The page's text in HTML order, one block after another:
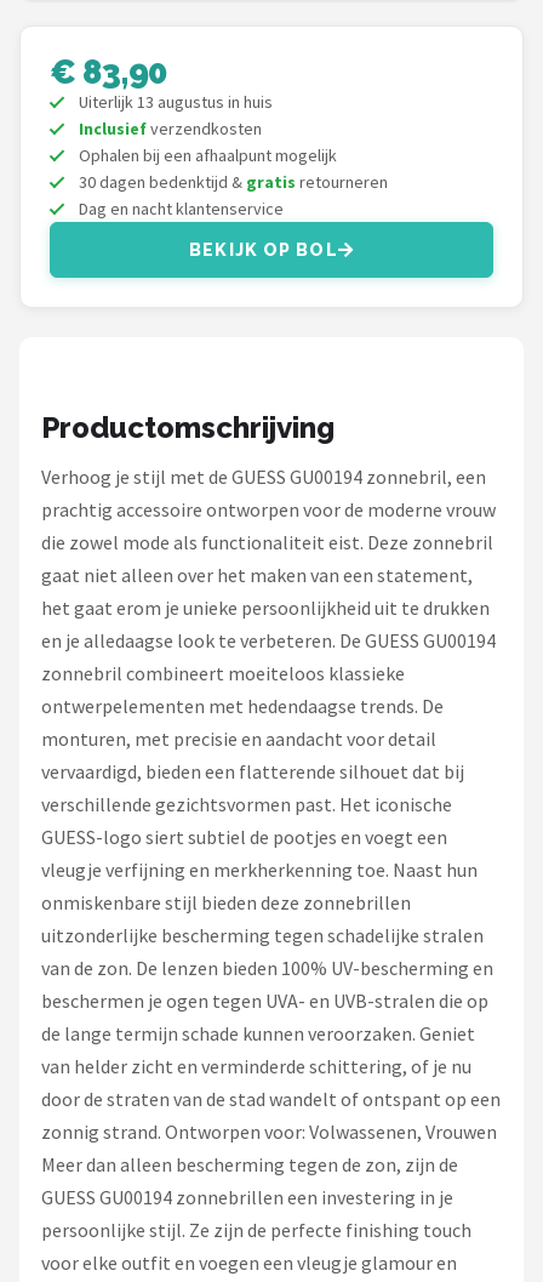
KIMU
Kingseven
Sinner
Montuurtjevoorjou
Fako Sunglasses®
Zonnebril Dames
Alle merken →
€ 83,90
Uiterlijk 13 augustus in huis
Inclusiefverzendkosten
Ophalen bij een afhaalpunt mogelijk
30 dagen bedenktijd & gratis retourneren
Dag en nacht klantenservice
BEKIJK OP BOL
Productomschrijving
Verhoog je stijl met de GUESS GU00194 zonnebril, een
prachtig accessoire ontworpen voor de moderne vrouw
die zowel mode als functionaliteit eist. Deze zonnebril
gaat niet alleen over het maken van een statement,
het gaat erom je unieke persoonlijkheid uit te drukken
en je alledaagse look te verbeteren. De GUESS GU00194
zonnebril combineert moeiteloos klassieke
ontwerpelementen met hedendaagse trends. De
monturen, met precisie en aandacht voor detail
vervaardigd, bieden een flatterende silhouet dat bij
verschillende gezichtsvormen past. Het iconische
GUESS-logo siert subtiel de pootjes en voegt een
vleugje verfijning en merkherkenning toe. Naast hun
onmiskenbare stijl bieden deze zonnebrillen
uitzonderlijke bescherming tegen schadelijke stralen
van de zon. De lenzen bieden 100% UV-bescherming en
beschermen je ogen tegen UVA- en UVB-stralen die op
de lange termijn schade kunnen veroorzaken. Geniet
van helder zicht en verminderde schittering, of je nu
door de straten van de stad wandelt of ontspant op een
zonnig strand. Ontworpen voor: Volwassenen, Vrouwen
Meer dan alleen bescherming tegen de zon, zijn de
GUESS GU00194 zonnebrillen een investering in je
persoonlijke stijl. Ze zijn de perfecte finishing touch
voor elke outfit en voegen een vleugje glamour en